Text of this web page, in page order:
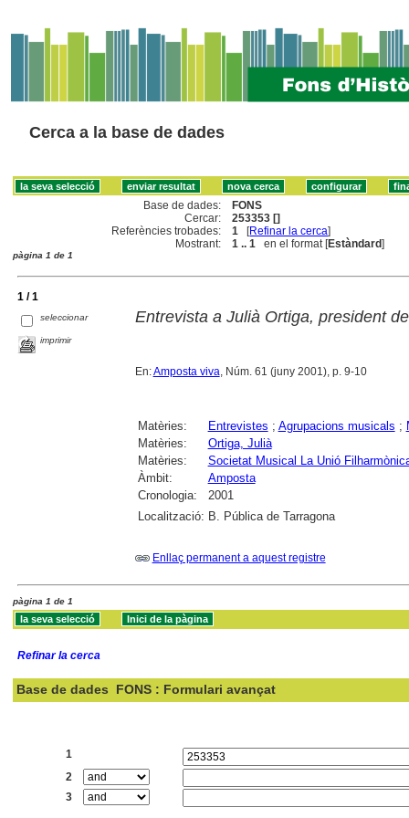
Cerca a la base de dades
Base de dades:
FONS
Cercar:
253353 []
Referències trobades:
1 [Refinar la cerca]
Mostrant:
1 .. 1 en el format [Estàndard]
pàgina 1 de 1
1 / 1
seleccionar
imprimir
Entrevista a Julià Ortiga, president
En:Amposta viva, Núm. 61 (juny 2001), p. 9-10
Matèries: Entrevistes ; Agrupacions musicals ;
Matèries:
Ortiga, Julià
Matèries:
Societat Musical La Unió
Àmbit:
Amposta
Cronologia:
2001
Localització: B. Pública de Tarragona
Enllaç permanent a aquest registre
pàgina 1 de 1
Refinar la cerca
Base de dades FONS : Formulari avançat
1
2
3